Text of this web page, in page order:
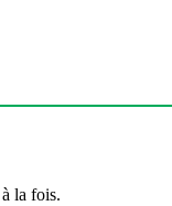
la fois.